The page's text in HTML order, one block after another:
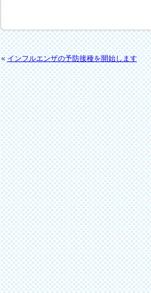
«インフルエンザの予防接種を開始します